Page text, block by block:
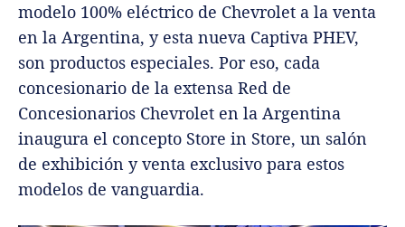
modelo 100% eléctrico de Chevrolet a la venta
en la Argentina, y esta nueva Captiva PHEV,
son productos especiales. Por eso, cada
concesionario de la extensa Red de
Concesionarios Chevrolet en la Argentina
inaugura el concepto Store in Store, un salón
de exhibición y venta exclusivo para estos
modelos de vanguardia.